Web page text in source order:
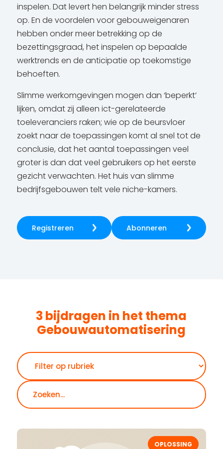
inspelen. Dat levert hen belangrijk minder stress
op. En de voordelen voor gebouweigenaren
hebben onder meer betrekking op de
bezettingsgraad, het inspelen op bepaalde
werktrends en de anticipatie op toekomstige
behoeften.
Slimme werkomgevingen mogen dan ‘beperkt’
lijken, omdat zij alleen ict-gerelateerde
toeleveranciers raken; wie op de beursvloer
zoekt naar de toepassingen komt al snel tot de
conclusie, dat het aantal toepassingen veel
groter is dan dat veel gebruikers op het eerste
gezicht verwachten. Het huis van slimme
bedrijfsgebouwen telt vele niche-kamers.
Registreren Abonneren
3 bijdragen in het thema
Gebouwautomatisering
OPLOSSING